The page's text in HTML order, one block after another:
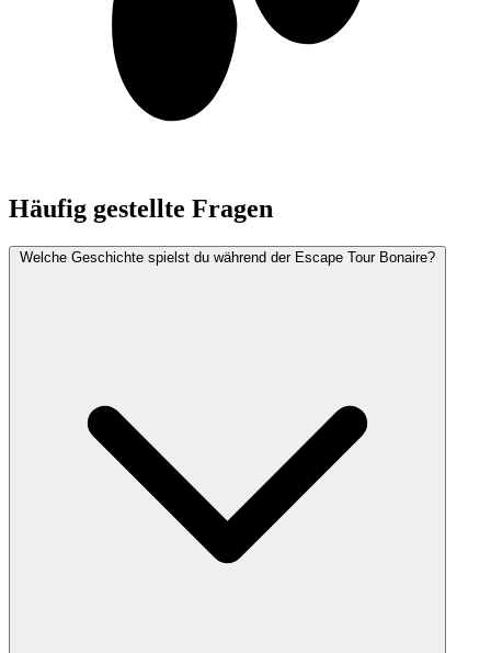
Häufig gestellte Fragen
Welche Geschichte spielst du während der Escape Tour Bonaire?